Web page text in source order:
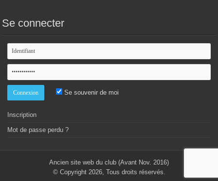
Se connecter
Se souvenir de moi
Inscription
Mot de passe perdu ?
Ancien site web du club (Avant Nov. 2016)
© Copyright 2026, Tous droits réservés.